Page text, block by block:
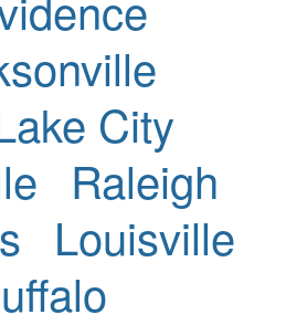
City
Raleigh
Louisville